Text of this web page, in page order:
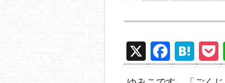
X
F
a
H
at